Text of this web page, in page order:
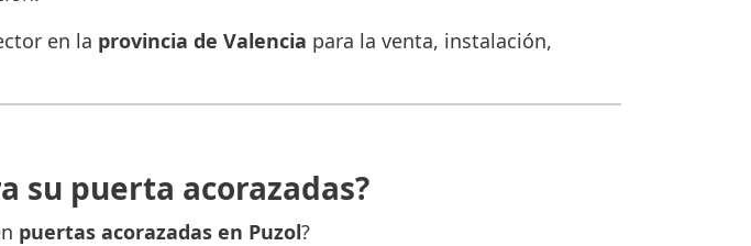
en la provincia de Valencia para la venta, instalación,
su puerta acorazadas?
puertas acorazadas en Puzol?